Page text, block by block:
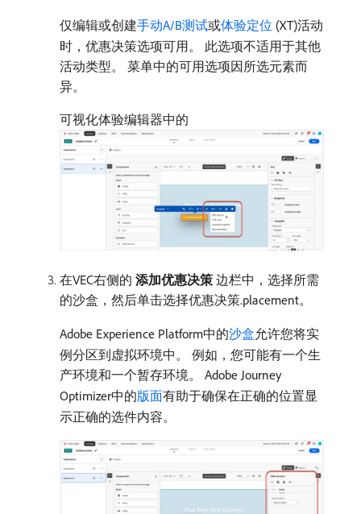
仅编辑或创建手动A/B测试或体验定位 (XT)活动
时，优惠决策选项可用。 此选项不适用于其他
活动类型。 菜单中的可用选项因所选元素而
异。
可视化体验编辑器中的
在VEC右侧的​ 添加优惠决策 ​边栏中，选择所需
的沙盒，然后单击选择优惠决策.placement。
Adobe Experience Platform中的沙盒允许您将实
例分区到虚拟环境中。 例如，您可能有一个生
产环境和一个暂存环境。 Adobe Journey
Optimizer中的版面有助于确保在正确的位置显
示正确的选件内容。